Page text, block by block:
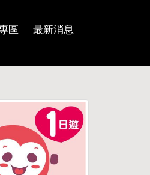
區 最新消息